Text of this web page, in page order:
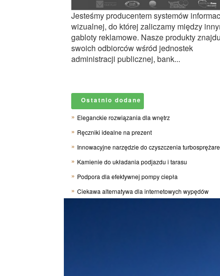
Jesteśmy producentem systemów
wizualnej, do której zaliczamy między
gabloty reklamowe. Nasze produkty
swoich odbiorców wśród jednostek
administracji publicznej, bank...
Ostatnio dodane
Eleganckie rozwiązania dla wnętrz
Ręczniki idealne na prezent
Innowacyjne narzędzie do czyszczenia
Kamienie do układania podjazdu i tarasu
Podpora dla efektywnej pompy ciepła
Ciekawa alternatywa dla internetowych wypędów